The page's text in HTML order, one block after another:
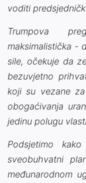
voditi
Trumpova
maksimalistička -
sile, očekuje da
bezuvjetno
koji su vezane
obogaćivanja
jedinu polugu
Podsjetimo
sveobuhvatni
međunarodnom